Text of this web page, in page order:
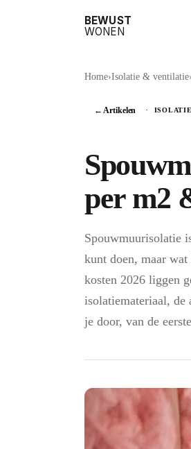
BEWUST
WONEN
Home›Isolatie & ventilatie›
← Artikelen ·
per m2
Spouwmuurisolatie
kunt doen, maar
kosten 2026 liggen
isolatiemateriaal, de
je door, van de